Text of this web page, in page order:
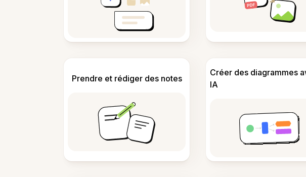
Prendre et rédiger des notes
Créer des diagrammes
IA